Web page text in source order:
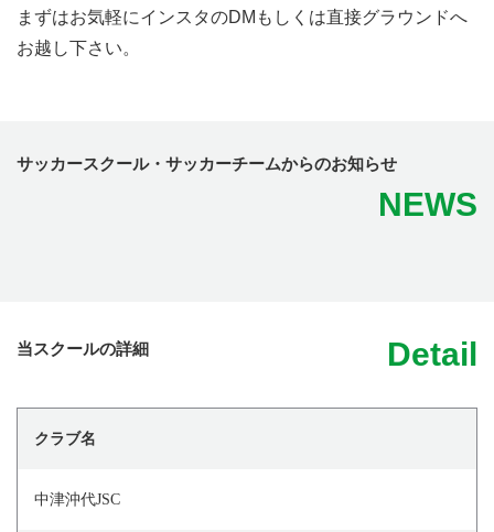
まずはお気軽にインスタのDMもしくは直接グラウンドへ
お越し下さい。
サッカースクール・サッカーチームからのお知らせ
NEWS
当スクールの詳細 Detail
クラブ名
中津沖代JSC